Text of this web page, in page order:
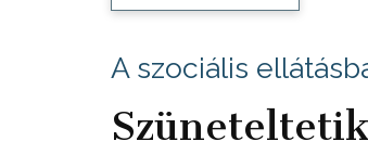
A szociális